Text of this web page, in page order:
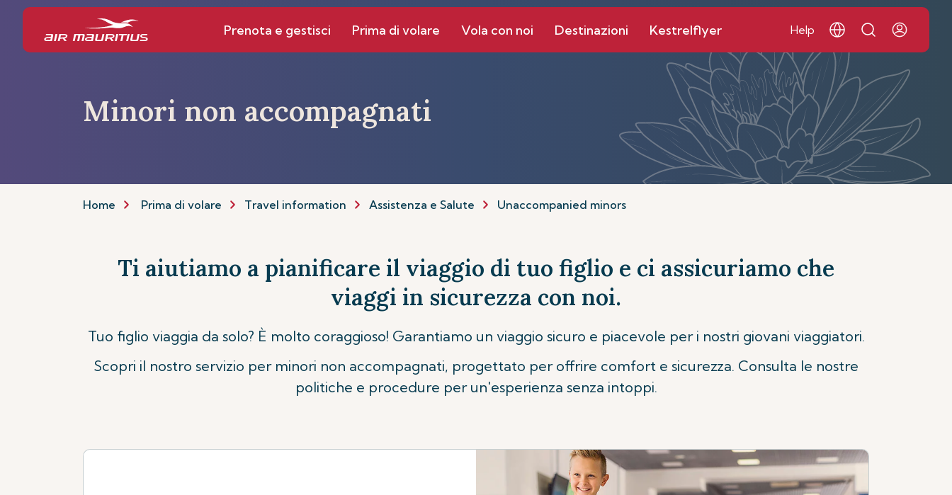
Prenota e gestisci Prima di volare Vola con noi Destinazioni Kestrelflyer Help
Minori non accompagnati
Home Prima di volare Travel information Assistenza e Salute Unaccompanied minors
Ti aiutiamo a pianificare il viaggio di tuo figlio e ci assicuriamo che
viaggi in sicurezza con noi.
Tuo figlio viaggia da solo? È molto coraggioso! Garantiamo un viaggio sicuro e piacevole per i nostri giovani viaggiatori.
Scopri il nostro servizio per minori non accompagnati, progettato per offrire comfort e sicurezza. Consulta le nostre
politiche e procedure per un'esperienza senza intoppi.